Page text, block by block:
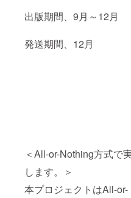
出版期間、9月～12月
発送期間、12月
＜All-or-Nothing方式で
します。＞
本プロジェクトはAll-or-